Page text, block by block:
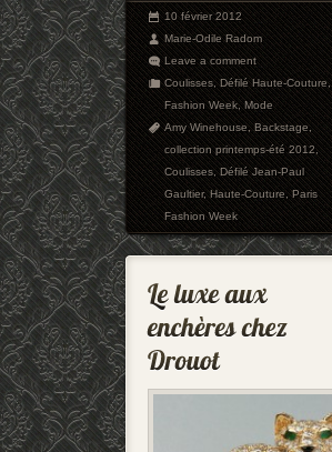
10 février 2012
Marie-Odile Radom
Leave a comment
Coulisses,Défilé Haute-Couture,
Fashion Week,Mode
Amy Winehouse,Backstage,
collection printemps-été 2012,
Coulisses,Défilé Jean-Paul
Gaultier,Haute-Couture,Paris
Fashion Week